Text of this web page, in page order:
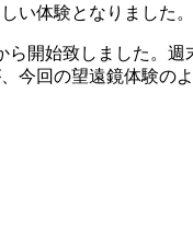
い体験となりました。
ら開始致しました。
今回の望遠鏡体験の